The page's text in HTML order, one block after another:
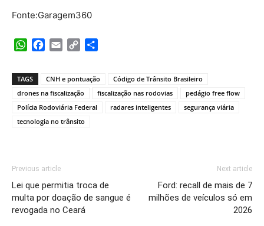
Fonte:Garagem360
WhatsApp
Facebook
Email Copy
TAGS CNH e pontuação
Código de Trânsito Brasileiro
drones na fiscalização
fiscalização nas rodovias
pedágio free flow
Polícia Rodoviária Federal
radares inteligentes
segurança viária
tecnologia no trânsito
Previous article
Lei que permitia troca de
multa por doação de sangue é
revogada no Ceará
Next article
Ford: recall de mais de 7
milhões de veículos só em
2026